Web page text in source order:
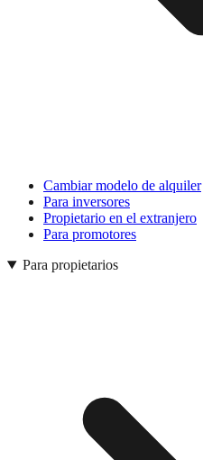
Cambiar modelo de alquiler
Para inversores
Propietario en el extranjero
Para promotores
Para propietarios